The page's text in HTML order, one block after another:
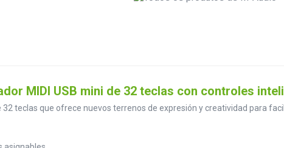
MIDI USB mini de 32 teclas con controles
teclas que ofrece nuevos terrenos de expresión y creatividad para